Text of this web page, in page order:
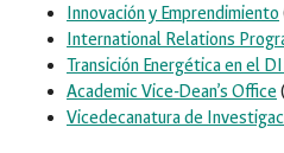
Innovación y Emprendimiento
International Relations
Transición Energética en el
Academic Vice-Dean’s Office
Vicedecanatura de